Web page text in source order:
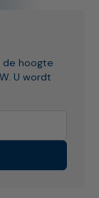
de hoogte
U wordt